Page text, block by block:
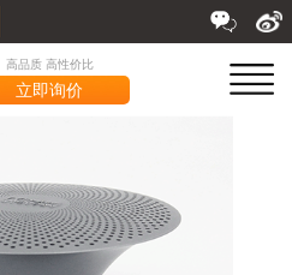
高品质 高性价比
立即询价